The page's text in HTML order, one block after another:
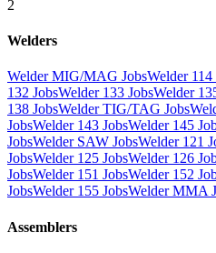
2
Welders
Welder MIG/MAG JobsWelder 114
132 JobsWelder 133 JobsWelder
138 JobsWelder TIG/TAG Jobs
JobsWelder 143 JobsWelder 145
JobsWelder SAW JobsWelder 121
JobsWelder 125 JobsWelder 126
JobsWelder 151 JobsWelder 152
JobsWelder 155 JobsWelder MMA
Assemblers